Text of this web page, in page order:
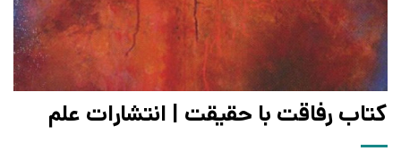
کتاب رفاقت با حقیقت | انتشارات علم